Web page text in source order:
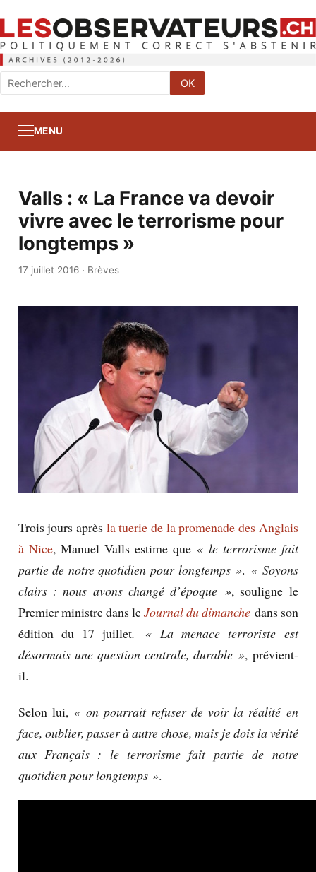
Rechercher
:
OK
MENU
Valls : « La France va devoir
vivre avec le terrorisme pour
longtemps »
17 juillet 2016· Brèves
Trois jours après la tuerie de la promenade des Anglais
à Nice, Manuel Valls estime que « le terrorisme fait
partie de notre quotidien pour longtemps ». « Soyons
clairs : nous avons changé d’époque », souligne le
Premier ministre dans leJournal du dimanchedans son
édition du 17 juillet. « La menace terroriste est
désormais une question centrale, durable », prévient-
il.
Selon lui, « on pourrait refuser de voir la réalité en
face, oublier, passer à autre chose, mais je dois la vérité
aux Français : le terrorisme fait partie de notre
quotidien pour longtemps ».